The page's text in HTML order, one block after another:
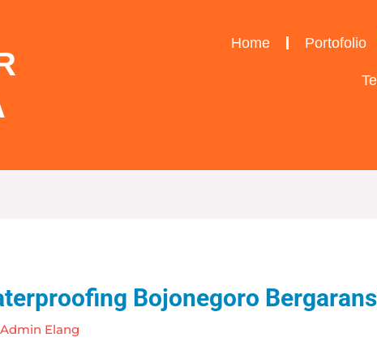
Home Portofolio
Bojonegoro
Admin Elang